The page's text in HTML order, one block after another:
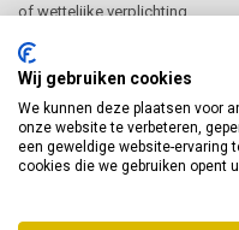
of wettelijke verplichting.
Automatisch verzamelde
Gegevens die automatisch
worden verwerkt met het doel
Wij gebruiken cookies
We kunnen deze plaatsen voor
onze website te verbeteren,
een geweldige website-ervaring
cookies die we gebruiken opent